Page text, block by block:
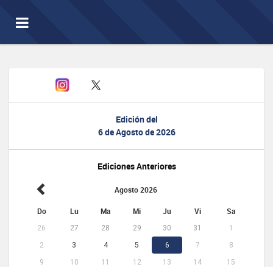
Toggle
navigation
Edición del
6 de Agosto de 2026
Ediciones Anteriores
Agosto 2026
Do Lu Ma Mi Ju Vi Sa
26 27 28 29 30 31
1
2
3 4 5 6 7
8
9
10 11 12 13 14
15